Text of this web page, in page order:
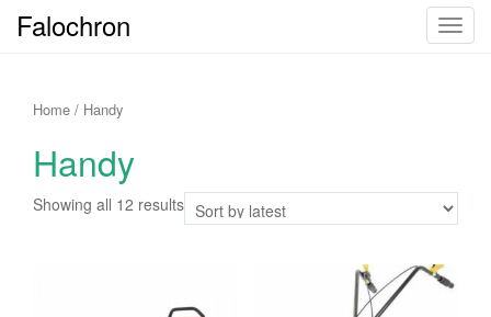
T
a
v
g
Falochron
Home / Handy
Handy
Showing all 12 results